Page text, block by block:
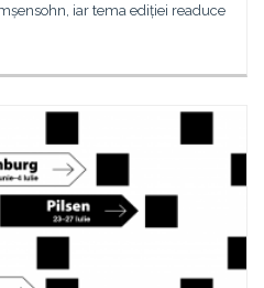
iar tema ediției readuce